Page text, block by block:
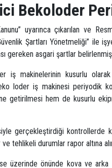
Bekoloder
uyarınca çıkarılan ve
Şartları Yönetmeliği” ile
gereken asgari şartlar
iş makinelerinin kusurlu olarak
loder iş makinesi periyodik
getirilmesi hem de kusurlu
gerçekleştirdiği
tehlikeli durumlar rapor altına
üzerinde önünde kova ve